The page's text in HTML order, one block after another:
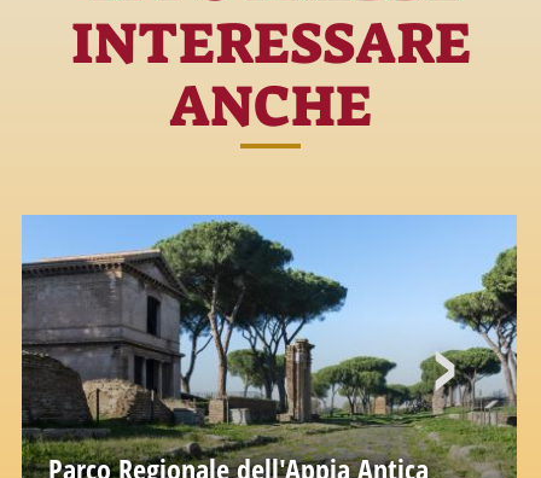
INTERESSARE
ANCHE
Parco Regionale dell'Appia Antica